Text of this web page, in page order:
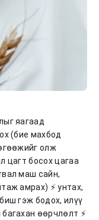
яагаад
(бие махбод
олж
цагт босох цагаа
маш сайн,
амрах) ⚡ унтах,
гэж бодох, илүү
өөрчлөлт ⚡